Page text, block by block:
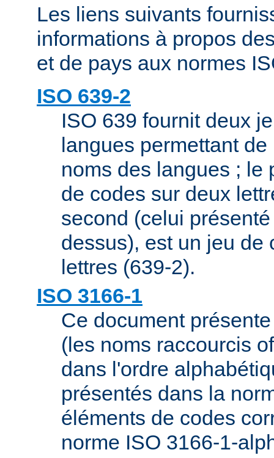
Les liens suivants
informations à propos
et de pays aux normes
ISO 639-2
ISO 639 fournit deux
langues permettant
noms des langues ; le
de codes sur deux
second (celui
dessus), est un jeu de
lettres (639-2).
ISO 3166-1
Ce document
(les noms raccourcis
dans l'ordre
présentés dans la
éléments de codes
norme ISO 3166-1-